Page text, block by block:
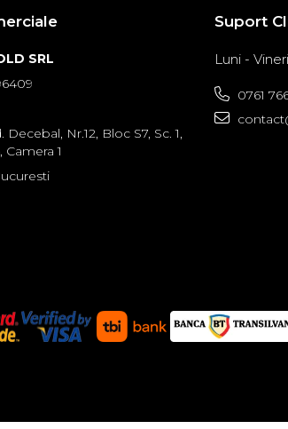
SRL
Decebal, Nr.12, Bloc S7, Sc. 1,
Camera 1
Suport
Luni -
0761